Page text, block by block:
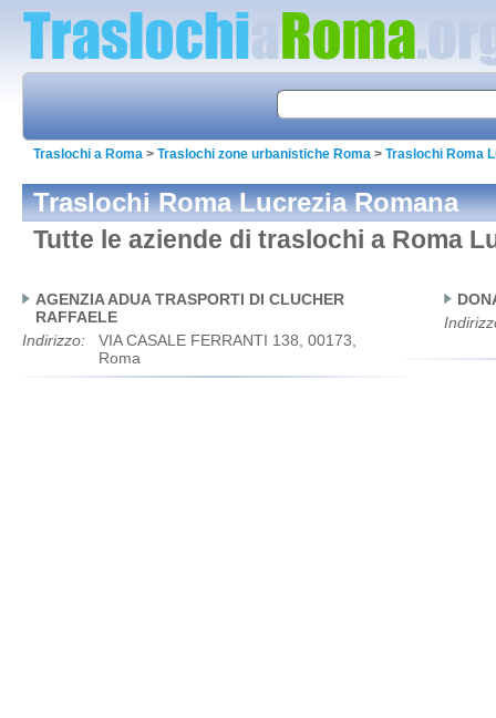
Traslochi a Roma > Traslochi zone urbanistiche Roma > Traslochi Roma
Traslochi Roma Lucrezia Romana
Tutte le aziende di traslochi a Roma
AGENZIA ADUA TRASPORTI DI CLUCHER
RAFFAELE
Indirizzo:
VIA CASALE FERRANTI 138, 00173,
Roma